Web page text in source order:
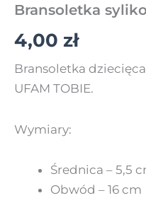
Bransoletka
4,00 zł
Bransoletka
UFAM TOBIE.
Wymiary:
Średnica – 5,5
Obwód – 16 cm